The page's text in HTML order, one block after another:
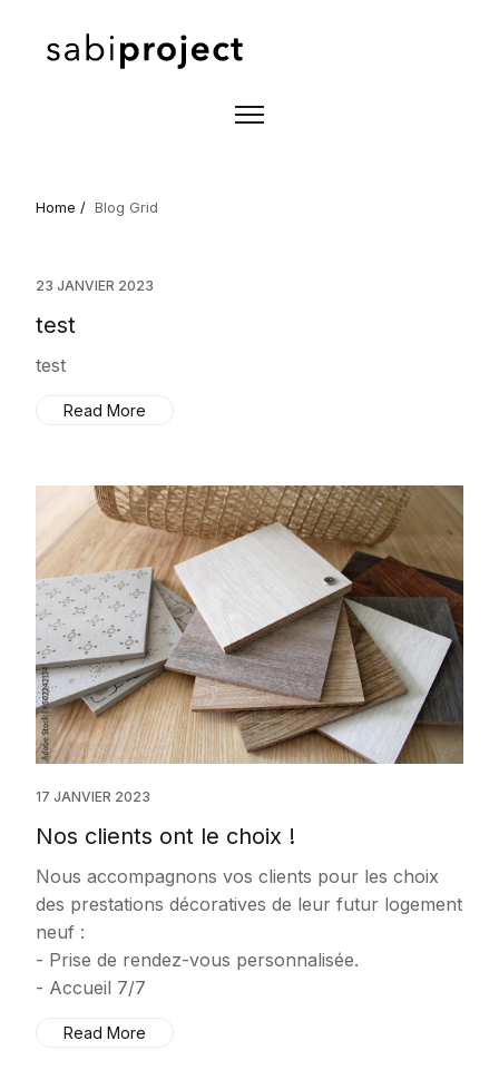
Home / Blog Grid
23 JANVIER 2023
test
test
Read More
17 JANVIER 2023
Nos clients ont le choix !
Nous accompagnons vos clients pour les choix
des prestations décoratives de leur futur logement
neuf :
- Prise de rendez-vous personnalisée.
- Accueil 7/7
Read More